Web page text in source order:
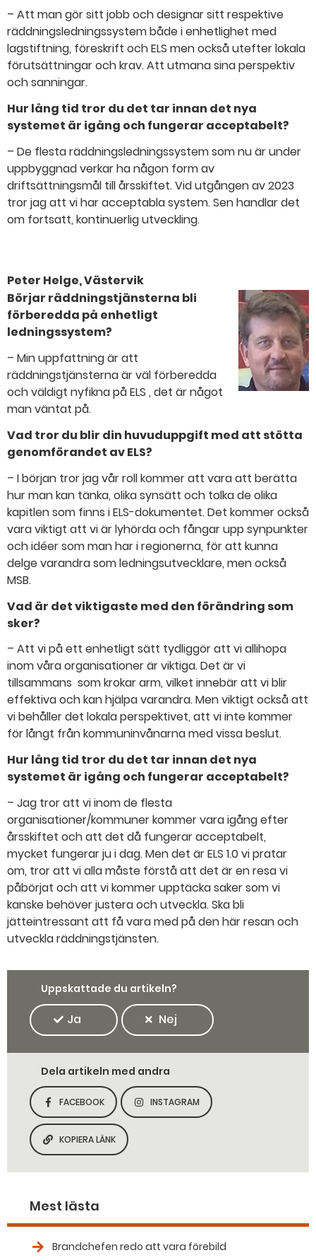
– Att man gör sitt jobb och designar sitt respektive
räddningsledningssystem både i enhetlighet med
lagstiftning, föreskrift och ELS men också utefter lokala
förutsättningar och krav. Att utmana sina perspektiv
och sanningar.
Hur lång tid tror du det tar innan det nya
systemet är igång och fungerar acceptabelt?
– De flesta räddningsledningssystem som nu är under
uppbyggnad verkar ha någon form av
driftsättningsmål till årsskiftet. Vid utgången av 2023
tror jag att vi har acceptabla system. Sen handlar det
om fortsatt, kontinuerlig utveckling.
Peter Helge, Västervik
Börjar räddningstjänsterna bli
förberedda på enhetligt
ledningssystem?
– Min uppfattning är att
räddningstjänsterna är väl förberedda
och väldigt nyfikna på ELS , det är något
man väntat på.
Vad tror du blir din huvuduppgift med att stötta
genomförandet av ELS?
– I början tror jag vår roll kommer att vara att berätta
hur man kan tänka, olika synsätt och tolka de olika
kapitlen som finns i ELS-dokumentet. Det kommer också
vara viktigt att vi är lyhörda och fångar upp synpunkter
och idéer som man har i regionerna, för att kunna
delge varandra som ledningsutvecklare, men också
MSB.
Vad är det viktigaste med den förändring som
sker?
– Att vi på ett enhetligt sätt tydliggör att vi allihopa
inom våra organisationer är viktiga. Det är vi
tillsammans som krokar arm, vilket innebär att vi blir
effektiva och kan hjälpa varandra. Men viktigt också att
vi behåller det lokala perspektivet, att vi inte kommer
för långt från kommuninvånarna med vissa beslut.
Hur lång tid tror du det tar innan det nya
systemet är igång och fungerar acceptabelt?
– Jag tror att vi inom de flesta
organisationer/kommuner kommer vara igång efter
årsskiftet och att det då fungerar acceptabelt,
mycket fungerar ju i dag. Men det är ELS 1.0 vi pratar
om, tror att vi alla måste förstå att det är en resa vi
påbörjat och att vi kommer upptäcka saker som vi
kanske behöver justera och utveckla. Ska bli
jätteintressant att få vara med på den här resan och
utveckla räddningstjänsten.
Uppskattade du artikeln?
Ja Nej
Dela artikeln med andra
DELA SIDAN PÅ
FACEBOOK
DELA SIDAN PÅ
INSTAGRAM
KOPIERA SIDANS LÄNK
KOPIERA LÄNK
Mest lästa
Brandchefen redo att vara förebild